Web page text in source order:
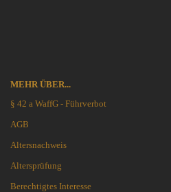
MEHR ÜBER...
§ 42 a WaffG - Führverbot
AGB
Altersnachweis
Altersprüfung
Berechtigtes Interesse